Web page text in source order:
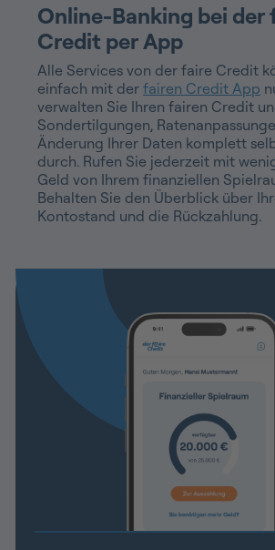
Online-Banking bei der
Credit per App
Alle Services von der faire Credit
einfach mit der fairen Credit App
verwalten Sie Ihren fairen Credit
Sondertilgungen,
Änderung Ihrer Daten komplett
durch. Rufen Sie jederzeit mit
Geld von Ihrem finanziellen
Behalten Sie den Überblick über
Kontostand und die Rückzahlung.